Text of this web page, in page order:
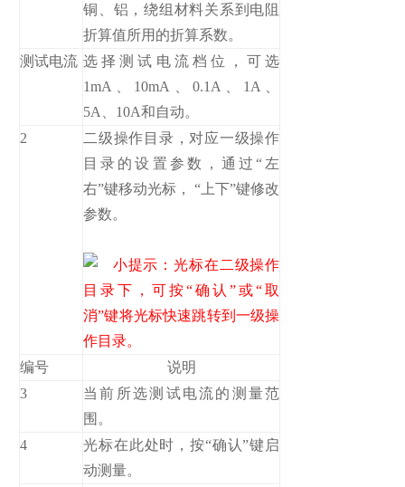
铜、铝，绕组材料关系到电阻
折算值所用的折算系数。
测试电流 选择测试电流档位，可选
1mA、10mA、0.1A、1A、
5A、10A和自动。
2
二级操作目录，对应一级操作
目录的设置参数，通过“左
右”键移动光标， “上下”键修改
参数。
小提示：光标在二级操作
目录下，可按“确认”或“取
消”键将光标快速跳转到一级操
作目录。
编号
说明
3
当前所选测试电流的测量范
围。
4
光标在此处时，按“确认”键启
动测量。